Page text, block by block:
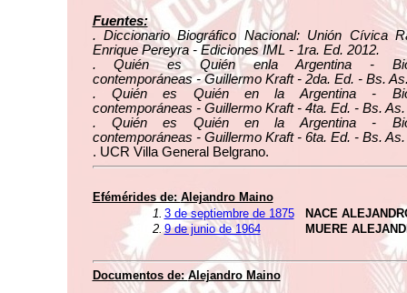
Fuentes:
. Diccionario Biográfico Nacional: Unión Cívica
Enrique Pereyra - Ediciones IML - 1ra. Ed. 2012.
. Quién es Quién enla Argentina -
contemporáneas - Guillermo Kraft - 2da. Ed. - Bs.
. Quién es Quién en la Argentina -
contemporáneas - Guillermo Kraft - 4ta. Ed. - Bs. As.
. Quién es Quién en la Argentina -
contemporáneas - Guillermo Kraft - 6ta. Ed. - Bs. As.
. UCR Villa General Belgrano.
Efémérides de:Alejandro Maino
1. 3 de septiembre de 1875
NACE
2.9 de junio de 1964 MUERE
Documentos de:Alejandro Maino